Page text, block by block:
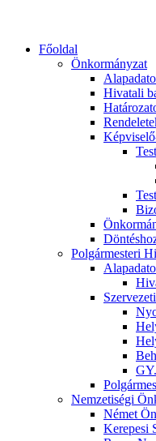
Főoldal
Önkormányzat
Hivatali
Polgármesteri
Nemzetiségi
Német
Kerepesi